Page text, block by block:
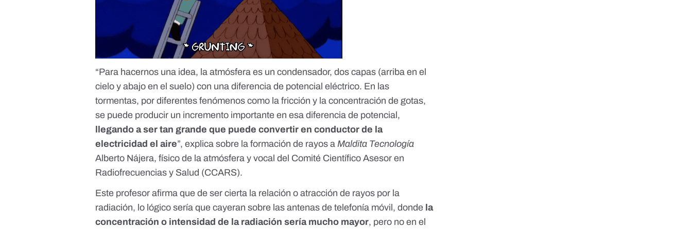
“Para hacernos una idea, la atmósfera es un condensador, dos capas (arriba en el
cielo y abajo en el suelo) con una diferencia de potencial eléctrico. En las
tormentas, por diferentes fenómenos como la fricción y la concentración de gotas,
se puede producir un incremento importante en esa diferencia de potencial,
llegando a ser tan grande que puede convertir en conductor de la
electricidad el aire”, explica sobre la formación de rayos aMaldita Tecnología
Alberto Nájera, físico de la atmósfera y vocal del Comité Científico Asesor en
Radiofrecuencias y Salud (CCARS).
Este profesor afirma que de ser cierta la relación o atracción de rayos por la
radiación, lo lógico sería que cayeran sobre las antenas de telefonía móvil, donde la
concentración o intensidad de la radiación sería mucho mayor, pero no en el